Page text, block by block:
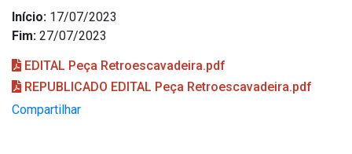
Início: 17/07/2023
Fim: 27/07/2023
EDITAL Peça Retroescavadeira.pdf
REPUBLICADO EDITAL Peça Retroescavadeira.pdf
Compartilhar